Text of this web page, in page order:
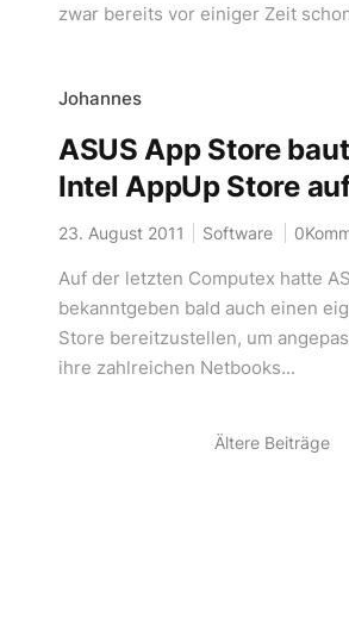
zwar bereits vor einiger Zeit
Johannes
ASUS App Store
Intel AppUp Store
23. August 2011 Software
Auf der letzten Computex hatte
bekanntgeben bald auch einen
Store bereitzustellen, um
ihre zahlreichen Netbooks...
Ältere Beiträge